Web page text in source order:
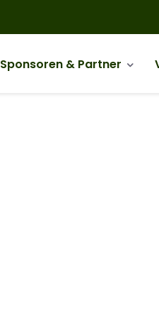
Sponsoren & Partner